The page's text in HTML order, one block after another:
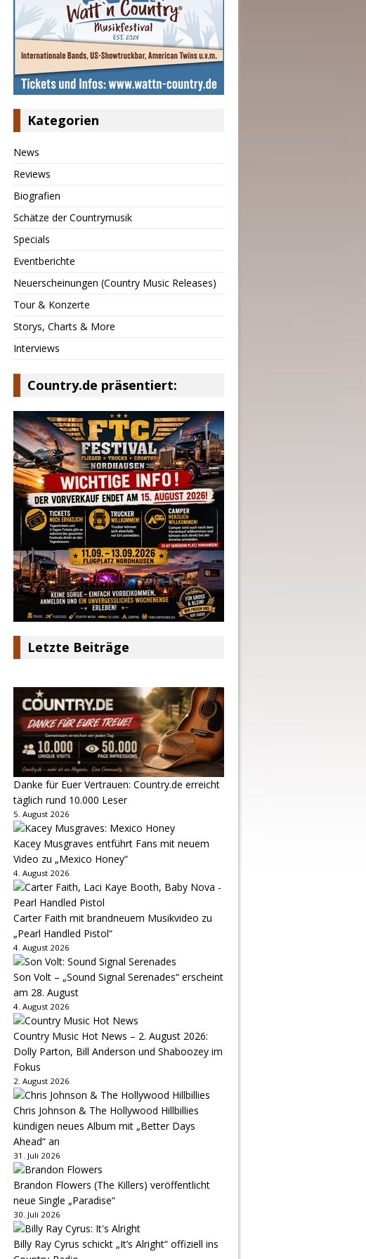
Kategorien
News
Reviews
Biografien
Schätze der Countrymusik
Specials
Eventberichte
Neuerscheinungen (Country Music Releases)
Tour & Konzerte
Storys, Charts & More
Interviews
Country.de präsentiert:
Letzte Beiträge
Danke für Euer Vertrauen: Country.de erreicht
täglich rund 10.000 Leser
5. August 2026
Kacey Musgraves entführt Fans mit neuem
Video zu „Mexico Honey“
4. August 2026
Carter Faith mit brandneuem Musikvideo zu
„Pearl Handled Pistol“
4. August 2026
Son Volt – „Sound Signal Serenades“ erscheint
am 28. August
4. August 2026
Country Music Hot News – 2. August 2026:
Dolly Parton, Bill Anderson und Shaboozey im
Fokus
2. August 2026
Chris Johnson & The Hollywood Hillbillies
kündigen neues Album mit „Better Days
Ahead“ an
31. Juli 2026
Brandon Flowers (The Killers) veröffentlicht
neue Single „Paradise“
30. Juli 2026
Billy Ray Cyrus schickt „It’s Alright“ offiziell ins